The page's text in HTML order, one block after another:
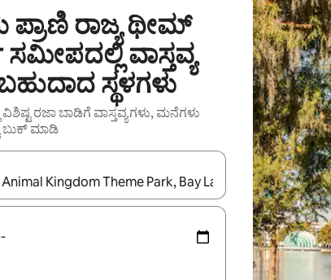
ಪ್ರಾಣಿ ರಾಜ್ಯ ಥೀಮ್
ವಾಸ್ತವ್ಯ
ಸ್ಥಳಗಳು
ರಜಾ ಬಾಡಿಗೆ ವಾಸ್ತವ್ಯಗಳು, ಮನೆಗಳು
ಬುಕ್ ಮಾಡಿ
ಲಭ್ಯವಿರುವಾಗ, ಅಪ್ ಮತ್ತು ಡೌನ್ ಬಾಣದ ಕೀಲಿಗಳೊಂದಿಗೆ ನ್ಯಾವಿಗೇಟ್ ಮಾಡಿ